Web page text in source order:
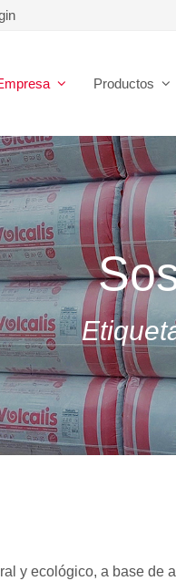
Productos
y ecológico, a base de